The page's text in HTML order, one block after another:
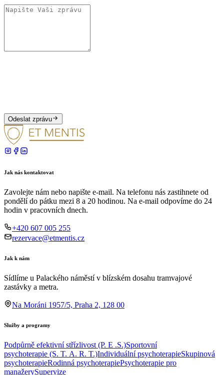
Odeslat zprávu
Jak nás kontaktovat
Zavolejte nám nebo napište e-mail. Na telefonu nás zastihnete od
pondělí do pátku mezi 8 a 20 hodinou. Na e-mail odpovíme do 24
hodin v pracovních dnech.
+420 607 005 255
rezervace@etmentis.cz
Jak k nám
Sídlíme u Palackého náměstí v blízském dosahu tramvajové
zastávky a metra.
Na Moráni 1957/5, Praha 2, 128 00
Služby a programy
Podpůrně efektivní střízlivost (P. E .S.)Sportovní
psychoterapie (S. T. A. R. T.)Individuální psychoterapieSkupinová
psychoterapieRodinná psychoterapiePsychoterapie pro
manažerySupervize